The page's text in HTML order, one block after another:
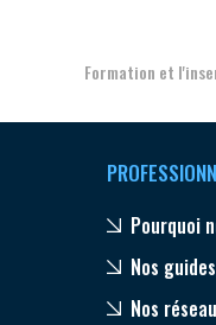
Formation et l'insertion
Pourquoi
Nos
Nos